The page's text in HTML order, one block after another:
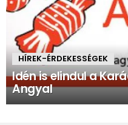
HÍREK-ÉRDEKESSÉGEK
Idén is elindul a
Angyal